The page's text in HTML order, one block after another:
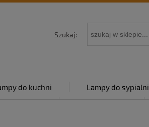
Szukaj:
do kuchni Lampy do sypialni